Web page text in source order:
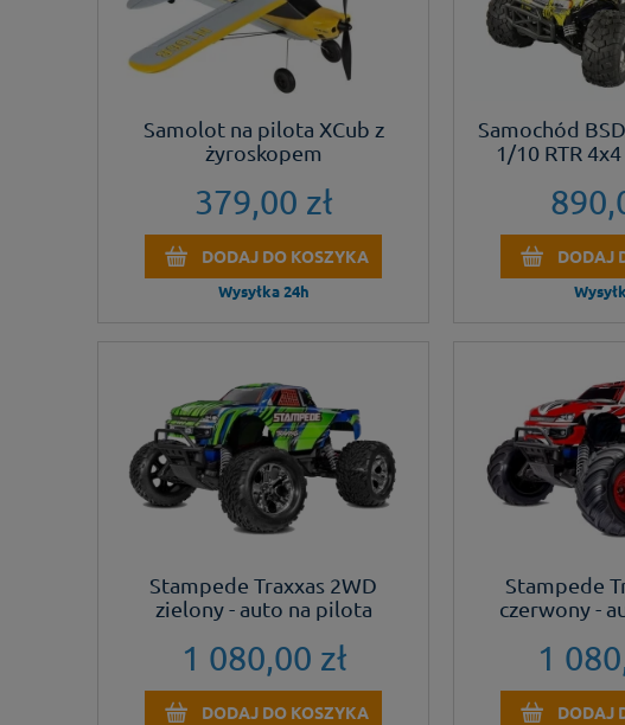
Samolot na pilota XCub z
żyroskopem
379,00 zł
DODAJ DO KOSZYKA
Wysyłka 24h
Samochód
1/10 RTR
DODAJ
Stampede Traxxas 2WD
zielony - auto na pilota
1 080,00 zł
DODAJ DO KOSZYKA
Stampede
czerwony -
1
DODAJ